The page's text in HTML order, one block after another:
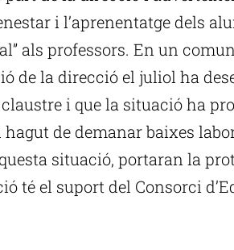
i l’aprenentatge dels
als professors. En un
de la direcció el juliol ha
i que la situació ha
de demanar baixes
situació, portaran la
té el suport del Consorci